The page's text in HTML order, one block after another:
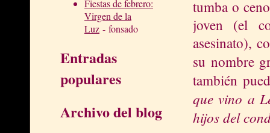
Fiestas de febrero:
Virgen de la
Luz - fonsado
Entradas
populares
Archivo del blog
tumba o
joven (el
asesinato),
su nombre
también
que vino a
hijos del